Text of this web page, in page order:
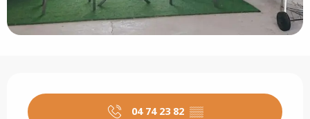
04 74 23 82 ▒▒